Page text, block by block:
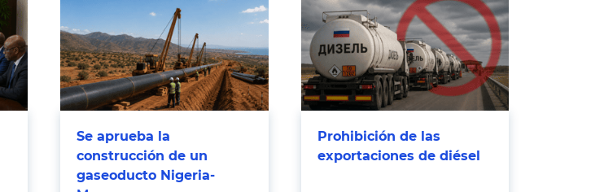
Se aprueba la
construcción de un
gaseoducto Nigeria-
Prohibición de las
exportaciones de diésel